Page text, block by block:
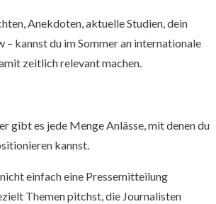
Anekdoten, aktuelle Studien, dein
– kannst du im Sommer an internationale
zeitlich relevant machen.
gibt es jede Menge Anlässe, mit denen du
kannst.
einfach eine Pressemitteilung
Themen pitchst, die Journalisten